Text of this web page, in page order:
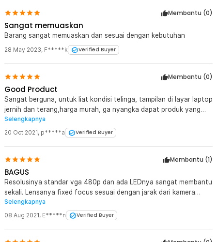
Membantu (0)
Sangat memuaskan
Barang sangat memuaskan dan sesuai dengan kebutuhan
28 May 2023, F*****k Verified Buyer
Membantu (0)
Good Product
Sangat berguna, untuk liat kondisi telinga, tampilan di layar laptop
jernih dan terang,harga murah, ga nyangka dapat produk yang
bermanfaat
Selengkapnya
20 Oct 2021, p*****a Verified Buyer
Membantu (1)
BAGUS
Resolusinya standar vga 480p dan ada LEDnya sangat membantu
sekali. Lensanya fixed focus sesuai dengan jarak dari kamera
sekitar 1cm sesuai dengan tangkainya sehingga bisa fokus
dengan tepat saat menggali harta karun di telinga. Kelihatan di
laptop hartanya besar padahal setelah digali kecil aja haha
Selengkapnya
08 Aug 2021, E*****n Verified Buyer